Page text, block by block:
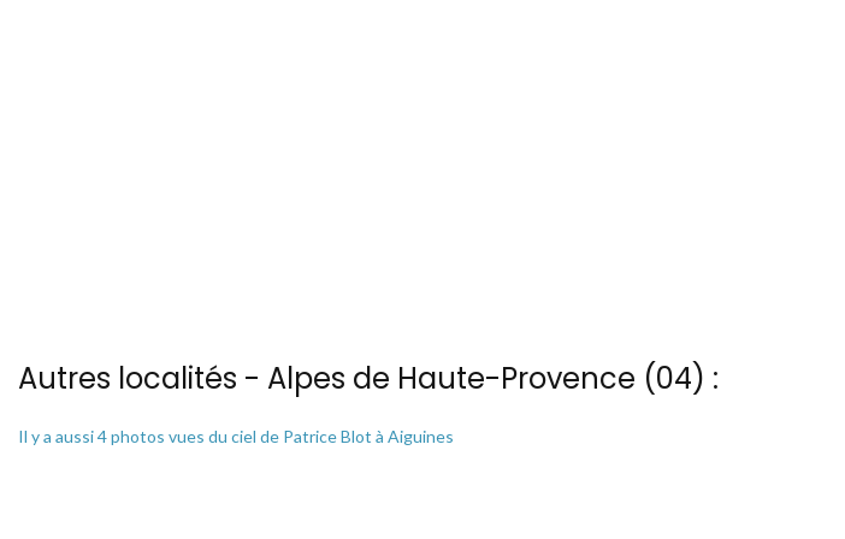
Autres localités - Alpes de Haute-Provence (04) :
Il y a aussi 4 photos vues du ciel de Patrice Blot à Aiguines